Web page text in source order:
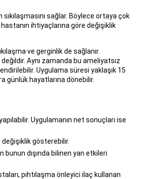
sağlar. Böylece ortaya çok
ihtiyaçlarına göre değişiklik
ve gerginlik de sağlanır.
Aynı zamanda bu ameliyatsız
Uygulama süresi yaklaşık 15
günlük hayatlarına dönebilir.
Uygulamanın net sonuçları ise
değişiklik gösterebilir.
bunun dışında bilinen yan etkileri
pıhtılaşma önleyici ilaç kullanan